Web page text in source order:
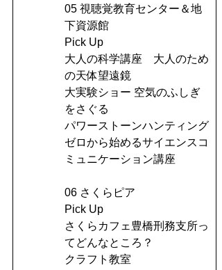
05 視聴覚教育センター＆地
下資源館
Pick Up
大人の科学講座 大人のため
の天体望遠鏡
大実験ショー 空気のふしぎ
をさぐる
パワーストーンハンティング
ゼロから始めるサイエンスコ
ミュニケーション講座
06 さくらピア
Pick Up
さくらカフェ豊橋刑務支所っ
てどんなところ？
クラフト教室